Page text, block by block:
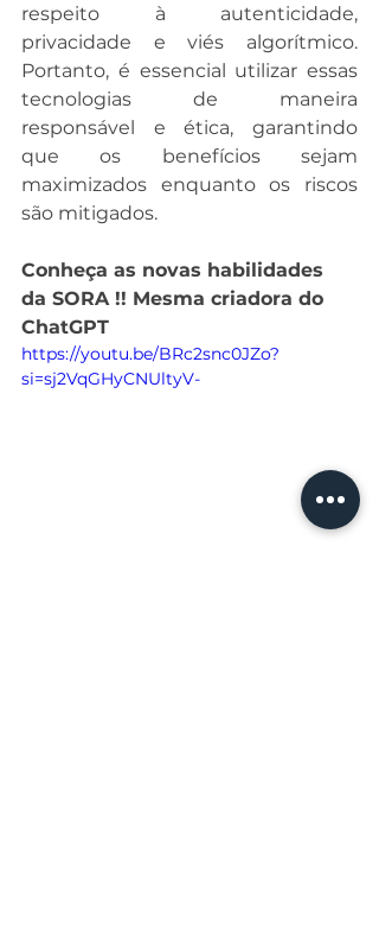
respeito à autenticidade,
privacidade e viés algorítmico.
Portanto, é essencial utilizar essas
tecnologias de maneira
responsável e ética, garantindo
que os benefícios sejam
maximizados enquanto os riscos
são mitigados.
Conheça as novas habilidades
da SORA !! Mesma criadora do
ChatGPT
https://youtu.be/BRc2snc0JZo?
si=sj2VqGHyCNUltyV-